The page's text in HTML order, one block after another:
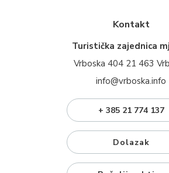
Kontakt
Turistička zajednica
Vrboska 404 21 463
info@vrboska.info
+ 385 21 774 137
Dolazak